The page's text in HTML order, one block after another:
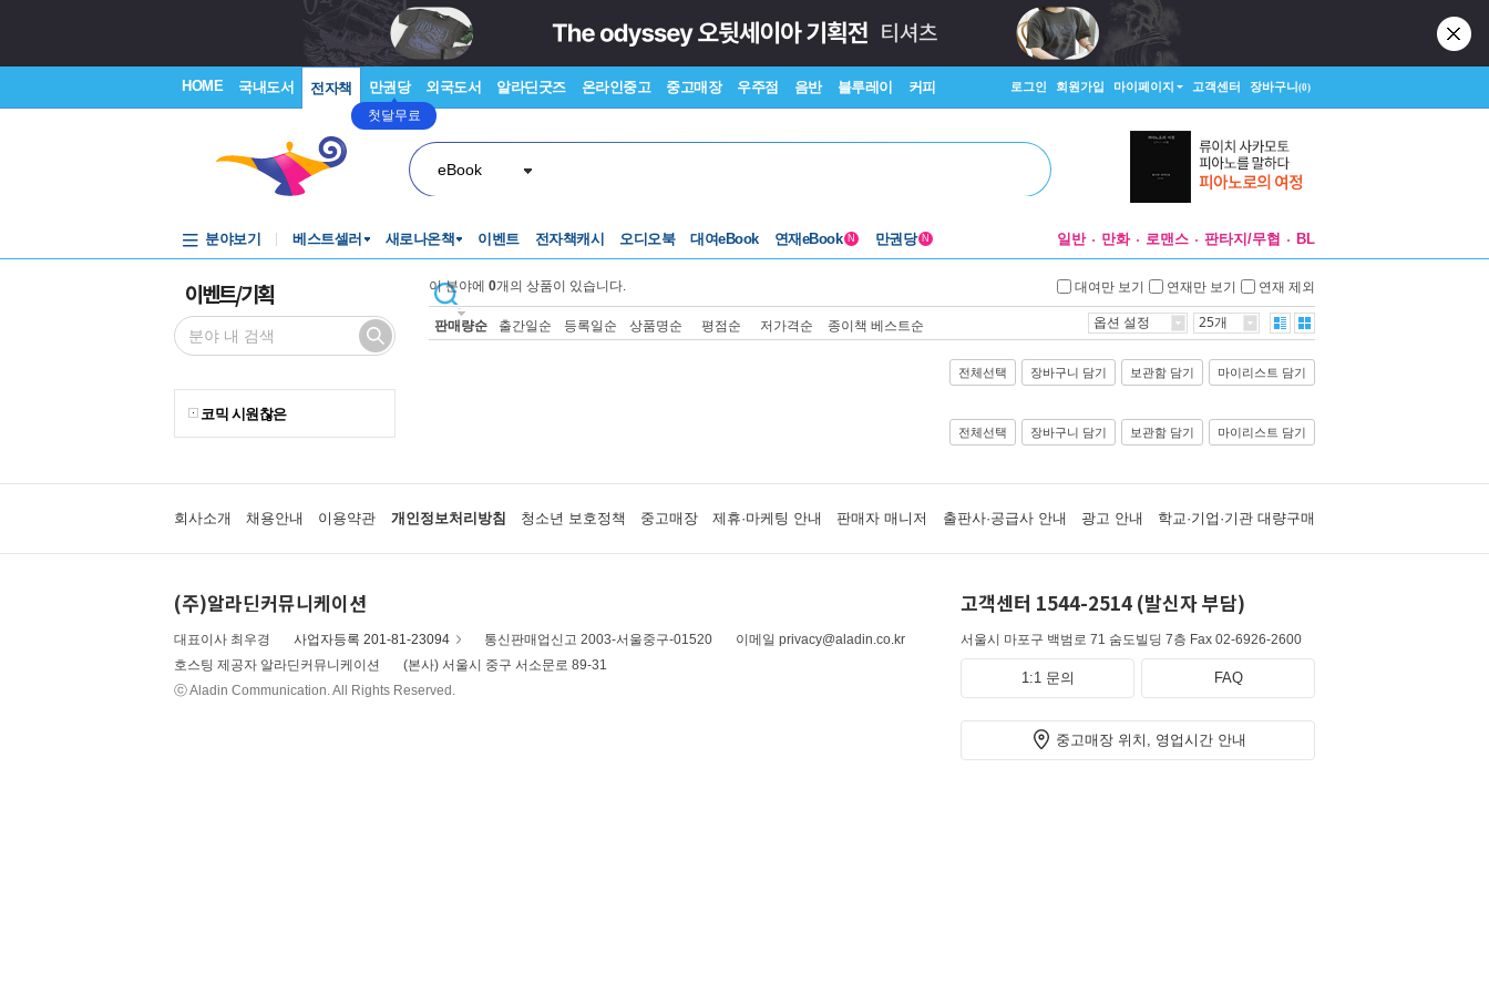
HOME 국내도서 전자책 만권당
첫달무료
외국도서 알라딘굿즈 온라인중고 중고매장 우주점 음반 블루레이 커피 로그인 회원가입 마이페이지 고객센터 장바구니(0)
eBook
분야보기 베스트셀러 새로나온책 이벤트 전자책캐시 오디오북 대여eBook 연재eBook N 만권당 N 일반 만화 로맨스 판타지/무협 BL
이벤트/기획
코믹 시원찮은
이 분야에 0개의 상품이 있습니다. 대여만 보기 연재만 보기 연재 제외
판매량순 출간일순 등록일순 상품명순 평점순 저가격순 종이책 베스트순 옵션 설정 25개
전체선택 장바구니 담기 보관함 담기 마이리스트 담기
전체선택 장바구니 담기 보관함 담기 마이리스트 담기
회사소개 채용안내 이용약관 개인정보처리방침 청소년 보호정책 중고매장 제휴·마케팅 안내 판매자 매니저 출판사·공급사 안내 광고 안내 학교·기업·기관 대량구매
(주)알라딘커뮤니케이션
대표이사 최우경 사업자등록 201-81-23094 통신판매업신고 2003-서울중구-01520
이메일 privacy@aladin.co.kr
호스팅 제공자 알라딘커뮤니케이션
(본사) 서울시 중구 서소문로 89-31
ⓒ Aladin Communication. All Rights Reserved.
고객센터 1544-2514 (발신자 부담)
서울시 마포구 백범로 71 숨도빌딩 7층 Fax 02-6926-2600
1:1 문의 FAQ
중고매장 위치, 영업시간 안내